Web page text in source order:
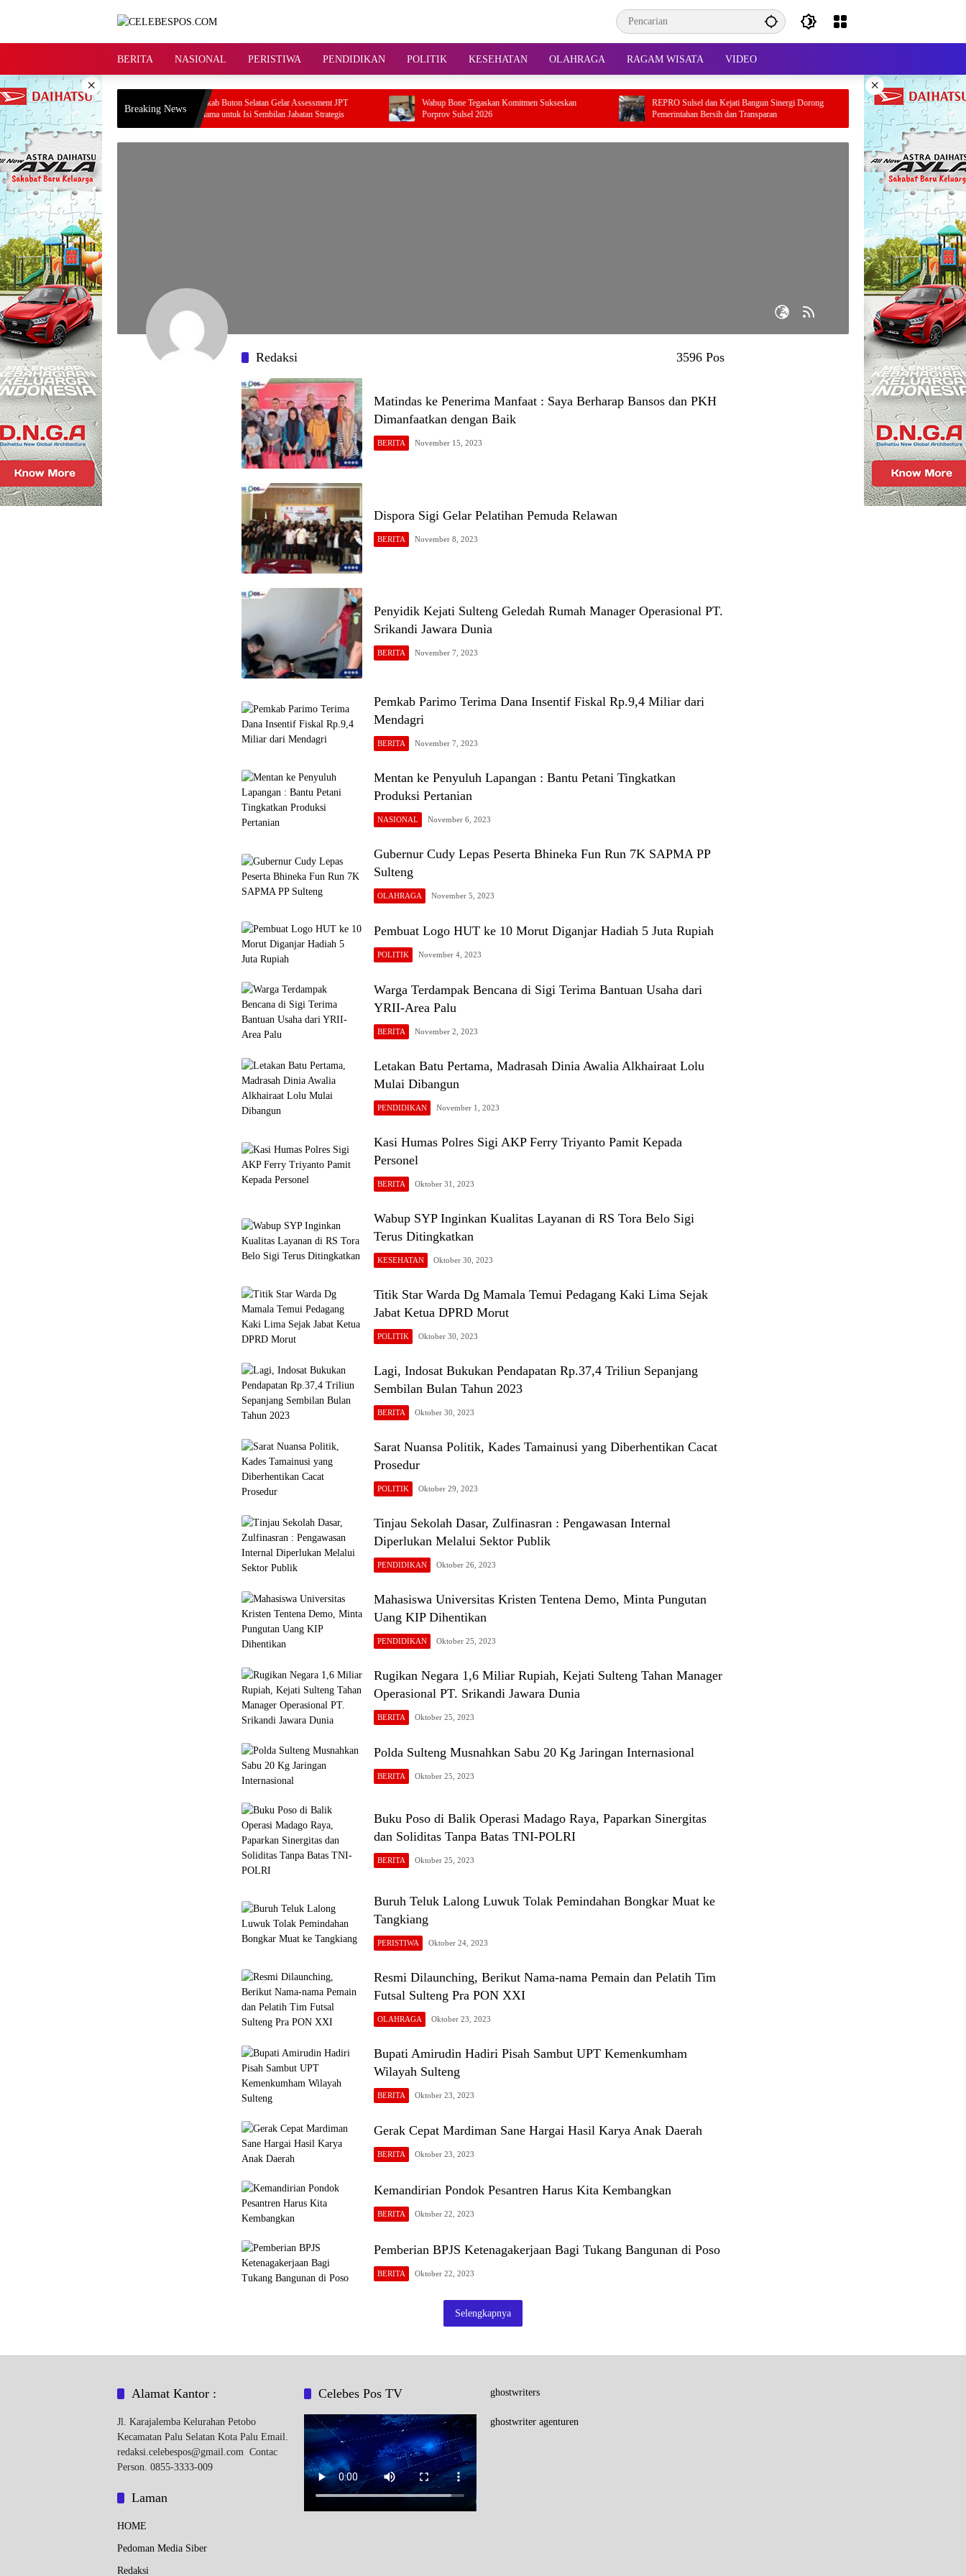
BERITA NASIONAL PERISTIWA PENDIDIKAN POLITIK KESEHATAN OLAHRAGA RAGAM WISATA VIDEO
× ×
Breaking News
Kloter 11 Tiba di Palu,
Pemkab Buton Selatan Gelar Assessment JPT
Pratama untuk Isi Sembilan Jabatan Strategis
Wabup Bone Tegaskan Komitmen Sukseskan
Porprov Sulsel 2026
REPRO Sulsel dan Kejati Bangun Sinergi Dorong
Pemerintahan Bersih dan Transparan
Redaksi 3596 Pos
Matindas ke Penerima Manfaat : Saya Berharap Bansos dan PKH
Dimanfaatkan dengan Baik
BERITA November 15, 2023
Dispora Sigi Gelar Pelatihan Pemuda Relawan
BERITA November 8, 2023
Penyidik Kejati Sulteng Geledah Rumah Manager Operasional PT.
Srikandi Jawara Dunia
BERITA November 7, 2023
Pemkab Parimo Terima Dana Insentif Fiskal Rp.9,4 Miliar dari
Mendagri
BERITA November 7, 2023
Mentan ke Penyuluh Lapangan : Bantu Petani Tingkatkan
Produksi Pertanian
NASIONAL November 6, 2023
Gubernur Cudy Lepas Peserta Bhineka Fun Run 7K SAPMA PP
Sulteng
OLAHRAGA November 5, 2023
Pembuat Logo HUT ke 10 Morut Diganjar Hadiah 5 Juta Rupiah
POLITIK November 4, 2023
Warga Terdampak Bencana di Sigi Terima Bantuan Usaha dari
YRII-Area Palu
BERITA November 2, 2023
Letakan Batu Pertama, Madrasah Dinia Awalia Alkhairaat Lolu
Mulai Dibangun
PENDIDIKAN November 1, 2023
Kasi Humas Polres Sigi AKP Ferry Triyanto Pamit Kepada
Personel
BERITA Oktober 31, 2023
Wabup SYP Inginkan Kualitas Layanan di RS Tora Belo Sigi
Terus Ditingkatkan
KESEHATAN Oktober 30, 2023
Titik Star Warda Dg Mamala Temui Pedagang Kaki Lima Sejak
Jabat Ketua DPRD Morut
POLITIK Oktober 30, 2023
Lagi, Indosat Bukukan Pendapatan Rp.37,4 Triliun Sepanjang
Sembilan Bulan Tahun 2023
BERITA Oktober 30, 2023
Sarat Nuansa Politik, Kades Tamainusi yang Diberhentikan Cacat
Prosedur
POLITIK Oktober 29, 2023
Tinjau Sekolah Dasar, Zulfinasran : Pengawasan Internal
Diperlukan Melalui Sektor Publik
PENDIDIKAN Oktober 26, 2023
Mahasiswa Universitas Kristen Tentena Demo, Minta Pungutan
Uang KIP Dihentikan
PENDIDIKAN Oktober 25, 2023
Rugikan Negara 1,6 Miliar Rupiah, Kejati Sulteng Tahan Manager
Operasional PT. Srikandi Jawara Dunia
BERITA Oktober 25, 2023
Polda Sulteng Musnahkan Sabu 20 Kg Jaringan Internasional
BERITA Oktober 25, 2023
Buku Poso di Balik Operasi Madago Raya, Paparkan Sinergitas
dan Soliditas Tanpa Batas TNI-POLRI
BERITA Oktober 25, 2023
Buruh Teluk Lalong Luwuk Tolak Pemindahan Bongkar Muat ke
Tangkiang
PERISTIWA Oktober 24, 2023
Resmi Dilaunching, Berikut Nama-nama Pemain dan Pelatih Tim
Futsal Sulteng Pra PON XXI
OLAHRAGA Oktober 23, 2023
Bupati Amirudin Hadiri Pisah Sambut UPT Kemenkumham
Wilayah Sulteng
BERITA Oktober 23, 2023
Gerak Cepat Mardiman Sane Hargai Hasil Karya Anak Daerah
BERITA Oktober 23, 2023
Kemandirian Pondok Pesantren Harus Kita Kembangkan
BERITA Oktober 22, 2023
Pemberian BPJS Ketenagakerjaan Bagi Tukang Bangunan di Poso
BERITA Oktober 22, 2023
Selengkapnya
Alamat Kantor :
Jl. Karajalemba Kelurahan Petobo
Kecamatan Palu Selatan Kota Palu Email.
redaksi.celebespos@gmail.com Contac
Person. 0855-3333-009
Laman
HOME
Pedoman Media Siber
Redaksi
Celebes Pos TV ghostwriters
ghostwriter agenturen